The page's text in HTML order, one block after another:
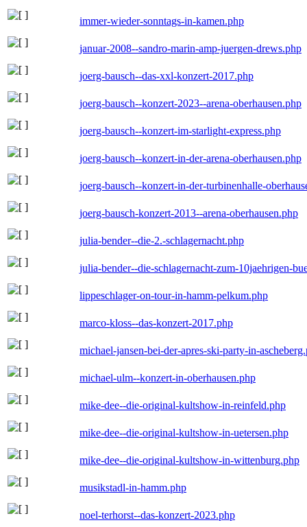
immer-wieder-sonntags-in-kamen.php
januar-2008--sandro-marin-amp-juergen-drews.php
joerg-bausch--das-xxl-konzert-2017.php
joerg-bausch--konzert-2023--arena-oberhausen.php
joerg-bausch--konzert-im-starlight-express.php
joerg-bausch--konzert-in-der-arena-oberhausen.php
joerg-bausch--konzert-in-der-turbinenhalle-
joerg-bausch-konzert-2013--arena-oberhausen.php
julia-bender--die-2.-schlagernacht.php
julia-bender--die-schlagernacht-zum-10jaehrigen-
lippeschlager-on-tour-in-hamm-pelkum.php
marco-kloss--das-konzert-2017.php
michael-jansen-bei-der-apres-ski-party-in-
michael-ulm--konzert-in-oberhausen.php
mike-dee--die-original-kultshow-in-reinfeld.php
mike-dee--die-original-kultshow-in-uetersen.php
mike-dee--die-original-kultshow-in-wittenburg.php
musikstadl-in-hamm.php
noel-terhorst--das-konzert-2023.php